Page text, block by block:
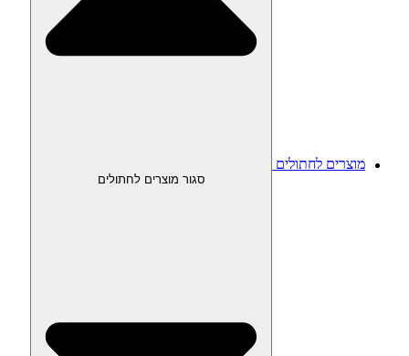
מוצרים לחתולים
סגור מוצרים לחתולים